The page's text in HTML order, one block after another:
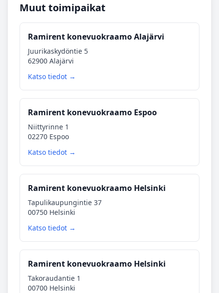
Muut toimipaikat
Ramirent konevuokraamo Alajärvi
Juurikaskydöntie 5
62900 Alajärvi
Katso tiedot →
Ramirent konevuokraamo Espoo
Niittyrinne 1
02270 Espoo
Katso tiedot →
Ramirent konevuokraamo Helsinki
Tapulikaupungintie 37
00750 Helsinki
Katso tiedot →
Ramirent konevuokraamo Helsinki
Takoraudantie 1
00700 Helsinki